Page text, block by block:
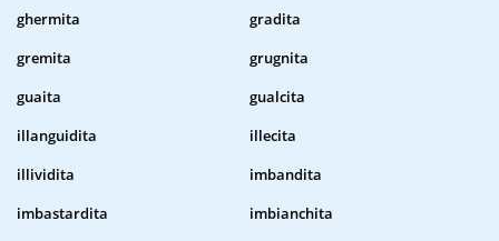
ghermita
gradita
gremita
grugnita
guaita
gualcita
illanguidita
illecita
illividita
imbandita
imbastardita
imbianchita